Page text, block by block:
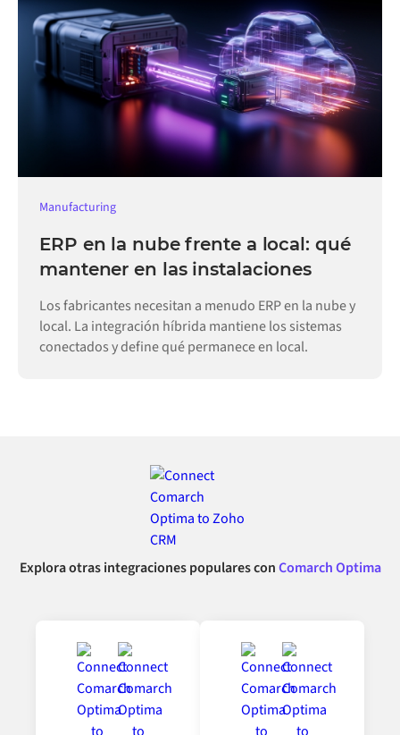
Manufacturing
ERP en la nube frente a local: qué
mantener en las instalaciones
Los fabricantes necesitan a menudo ERP en la nube y
local. La integración híbrida mantiene los sistemas
conectados y define qué permanece en local.
Explora otras integraciones populares conComarch Optima